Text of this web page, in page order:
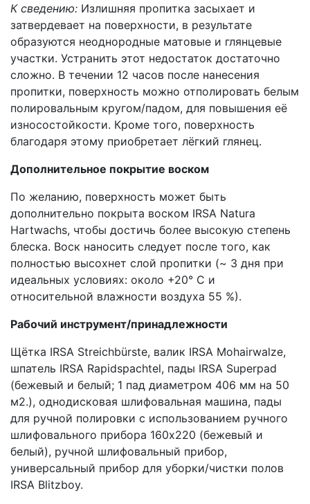
К сведению: Излишняя пропитка засыхает и
затвердевает на поверхности, в результате
образуются неоднородные матовые и глянцевые
участки. Устранить этот недостаток достаточно
сложно. В течении 12 часов после нанесения
пропитки, поверхность можно отполировать белым
полировальным кругом/падом, для повышения её
износостойкости. Кроме того, поверхность
благодаря этому приобретает лёгкий глянец.
Дополнительное покрытие воском
По желанию, поверхность может быть
дополнительно покрыта воском IRSA Natura
Hartwachs, чтобы достичь более высокую степень
блеска. Воск наносить следует после того, как
полностью высохнет слой пропитки (~ 3 дня при
идеальных условиях: около +20° C и
относительной влажности воздуха 55 %).
Рабочий инструмент/принадлежности
Щётка IRSA Streichbürste, валик IRSA Mohairwalze,
шпатель IRSA Rapidspachtel, пады IRSA Superpad
(бежевый и белый; 1 пад диаметром 406 мм на 50
м2.), однодисковая шлифовальная машина, пады
для ручной полировки с использованием ручного
шлифовального прибора 160х220 (бежевый и
белый), ручной шлифовальный прибор,
универсальный прибор для уборки/чистки полов
IRSA Blitzboy.